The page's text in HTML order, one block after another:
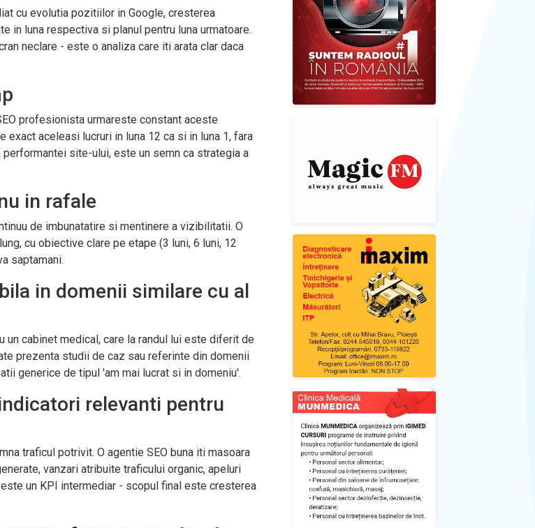
cu evolutia pozitiilor in Google, cresterea
in luna respectiva si planul pentru luna urmatoare.
neclare - este o analiza care iti arata clar daca
profesionista urmareste constant aceste
aceleasi lucruri in luna 12 ca si in luna 1, fara
site-ului, este un semn ca strategia a
in rafale
de imbunatatire si mentinere a vizibilitatii. O
cu obiective clare pe etape (3 luni, 6 luni, 12
saptamani.
in domenii similare cu al
un cabinet medical, care la randul lui este diferit de
prezenta studii de caz sau referinte din domenii
generice de tipul 'am mai lucrat si in domeniu'.
relevanti pentru
traficul potrivit. O agentie SEO buna iti masoara
vanzari atribuite traficului organic, apeluri
un KPI intermediar - scopul final este cresterea